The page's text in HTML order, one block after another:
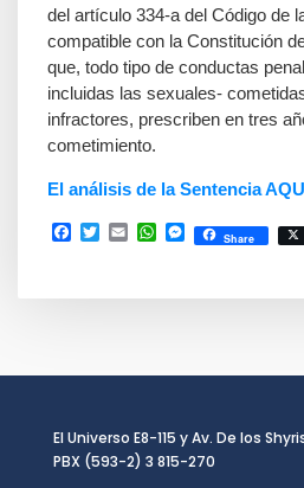
del artículo 334-a del Código de
compatible con la Constitución
que, todo tipo de conductas
incluidas las sexuales-
infractores, prescriben en tres
cometimiento.
El análisis de la Sentencia
Facebook
TwitterEmailWhatsApp
Messenger
Share
El Universo E8-115 y Av. De los
PBX (593-2) 3 815-270